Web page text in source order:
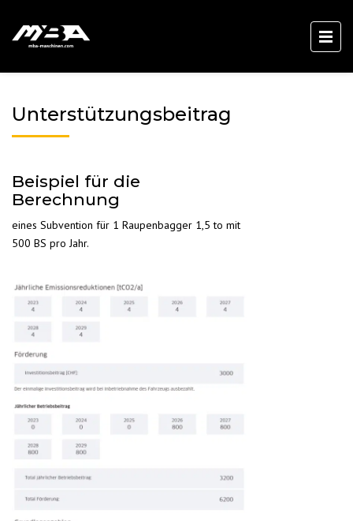
Unterstützungsbeitrag
Beispiel für die
Berechnung
eines Subvention für 1 Raupenbagger 1,5 to mit
500 BS pro Jahr.